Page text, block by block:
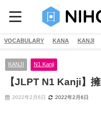
VOCABULARY KANA KANJI
KANJI N1 Kanji
【JLPT N1 Kanji】擁
2022年2月6日 2022年2月6日